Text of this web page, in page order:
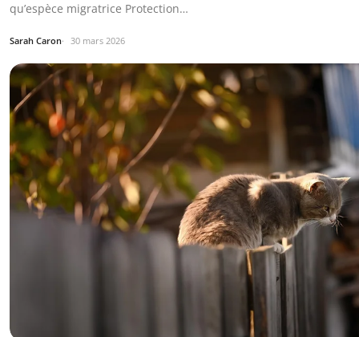
qu’espèce migratrice Protection…
Sarah Caron 30 mars 2026